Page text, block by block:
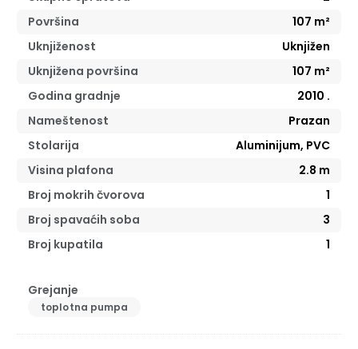
Površina
107 m²
Uknjiženost
Uknjižen
Uknjižena površina
107 m²
Godina gradnje
2010 .
Nameštenost
Prazan
Stolarija
Aluminijum, PVC
Visina plafona
2.8 m
Broj mokrih čvorova
1
Broj spavaćih soba
3
Broj kupatila
1
Grejanje
toplotna pumpa